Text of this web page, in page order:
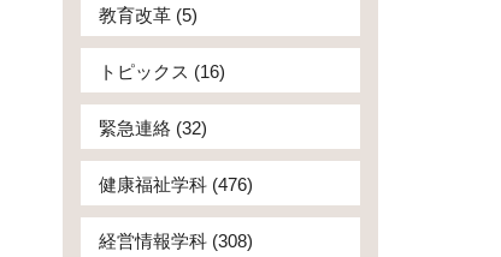
教育改革 (5)
トピックス (16)
緊急連絡 (32)
健康福祉学科 (476)
経営情報学科 (308)